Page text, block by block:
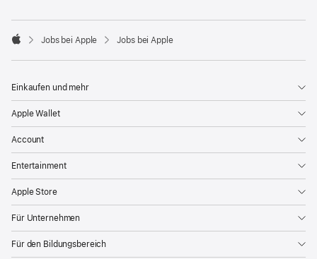

Jobs bei Apple Jobs bei Apple
Einkaufen und mehr
Apple Wallet
Account
Entertainment
Apple Store
Für Unternehmen
Für den Bildungsbereich